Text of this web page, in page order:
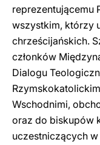
reprezentującemu
wszystkim, którzy
chrześcijańskich.
członków
Dialogu
Wschodnimi,
oraz do biskupów
uczestniczących